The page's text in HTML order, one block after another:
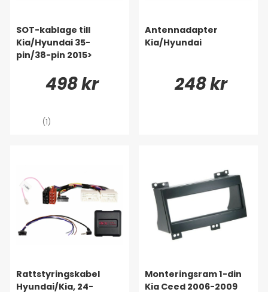
SOT-kablage till
Kia/Hyundai 35-
pin/38-pin 2015>
498 kr
(1)
Antennadapter
Kia/Hyundai
248 kr
Rattstyringskabel
Hyundai/Kia, 24-
Monteringsram 1-din
Kia Ceed 2006-2009